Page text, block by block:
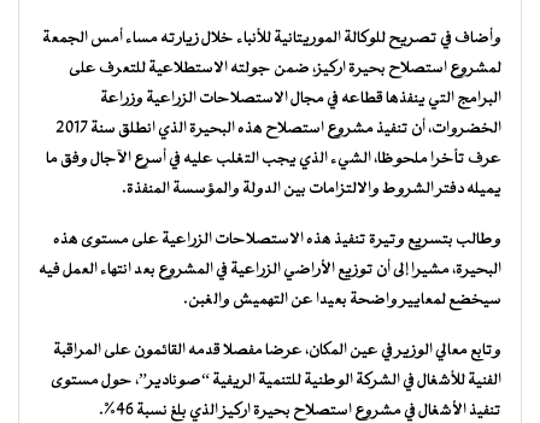
وأضاف في تصريح للوكالة الموريتانية للأنباء خلال زيارته مساء أمس الجمعة
لمشروع استصلاح بحيرة اركيز، ضمن جولته الاستطلاعية للتعرف على
البرامج التي ينفذها قطاعه في مجال الاستصلاحات الزراعية وزراعة
الخضروات، أن تنفيذ مشروع استصلاح هذه البحيرة الذي انطلق سنة 2017
عرف تأخرا ملحوظا، الشيء الذي يجب التغلب عليه في أسرع الآجال وفق ما
يميله دفتر الشروط والالتزامات بين الدولة والمؤسسة المنفذة.
وطالب بتسريع وتيرة تنفيذ هذه الاستصلاحات الزراعية على مستوى هذه
البحيرة، مشيرا إلى أن توزيع الأراضي الزراعية في المشروع بعد انتهاء العمل فيه
سيخضع لمعايير واضحة بعيدا عن التهميش والغبن.
وتابع معالي الوزير في عين المكان، عرضا مفصلا قدمه القائمون على المراقبة
الفنية للأشغال في الشركة الوطنية للتنمية الريفية “صونادير”، حول مستوى
تنفيذ الأشغال في مشروع استصلاح بحيرة اركيز الذي بلغ نسبة 46٪.